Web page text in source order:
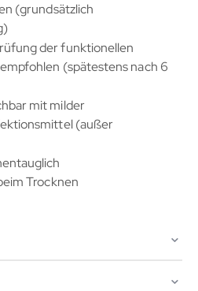
(grundsätzlich
der funktionellen
(spätestens nach 6
mit milder
(außer
Trocknen